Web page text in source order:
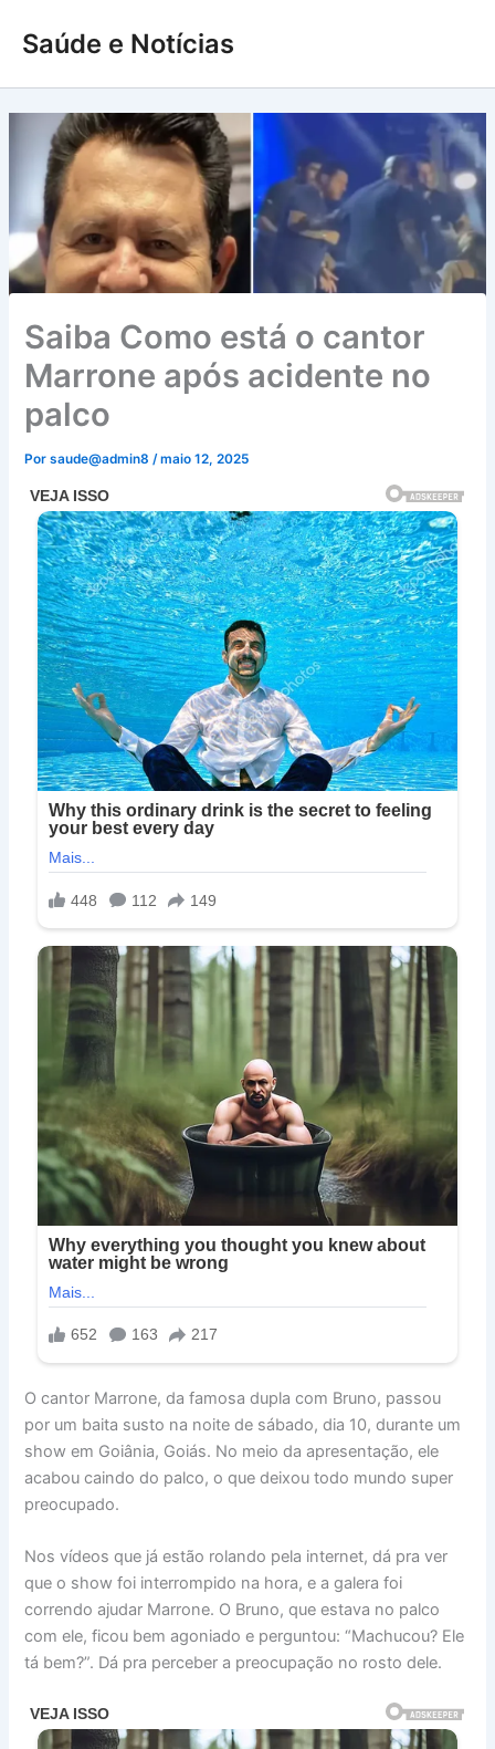
para
conteúdo
Saúde e Notícias
Saiba Como está o cantor
Marrone após acidente no
palco
Porsaude@admin8/maio 12, 2025
O cantor Marrone, da famosa dupla com Bruno, passou
por um baita susto na noite de sábado, dia 10, durante um
show em Goiânia, Goiás. No meio da apresentação, ele
acabou caindo do palco, o que deixou todo mundo super
preocupado.
Nos vídeos que já estão rolando pela internet, dá pra ver
que o show foi interrompido na hora, e a galera foi
correndo ajudar Marrone. O Bruno, que estava no palco
com ele, ficou bem agoniado e perguntou: “Machucou? Ele
tá bem?”. Dá pra perceber a preocupação no rosto dele.